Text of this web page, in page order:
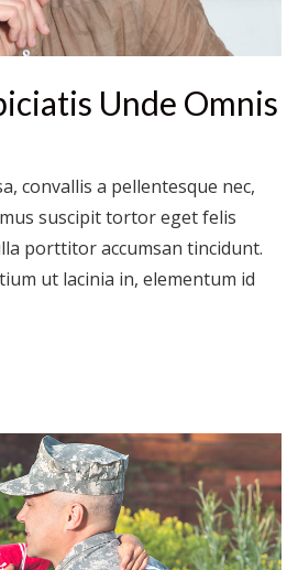
Unde Omnis
convallis a pellentesque nec,
suscipit tortor eget felis
porttitor accumsan tincidunt.
ut lacinia in, elementum id